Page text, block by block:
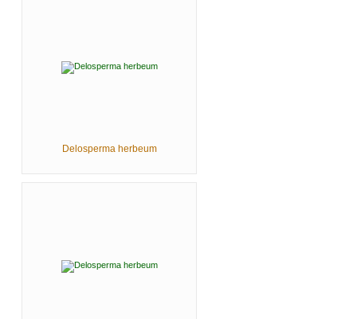
Delosperma herbeum